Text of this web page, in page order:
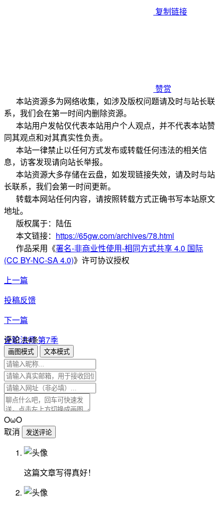
复制链接
赞赏
本站资源多为网络收集，如涉及版权问题请及时与站长联
系，我们会在第一时间内删除资源。
本站用户发帖仅代表本站用户个人观点，并不代表本站赞
同其观点和对其真实性负责。
本站一律禁止以任何方式发布或转载任何违法的相关信
息，访客发现请向站长举报。
本站资源大多存储在云盘，如发现链接失效，请及时与站
长联系，我们会第一时间更新。
转载本网站任何内容，请按照转载方式正确书写本站原文
地址。
版权属于： 陆伍
本文链接： https://65gw.com/archives/78.html
作品采用 《署名-非商业性使用-相同方式共享 4.0 国际
(CC BY-NC-SA 4.0)》许可协议授权
上一篇
投稿反馈
下一篇
全职法师 第7季
评论共4条
画图模式 文本模式
OωO
取消
发送评论
这篇文章写得真好！